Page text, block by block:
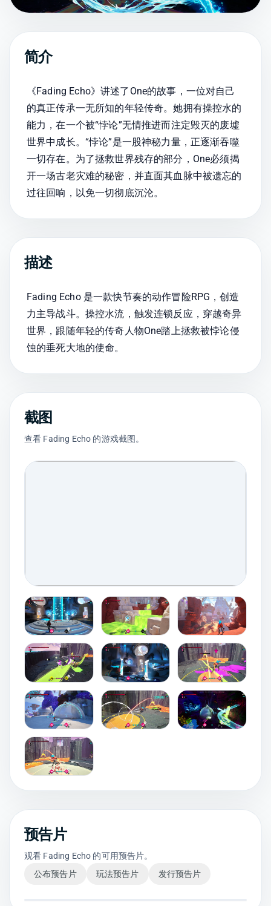
简介
《Fading Echo》讲述了One的故事，一位对自己
的真正传承一无所知的年轻传奇。她拥有操控水的
能力，在一个被“悖论”无情推进而注定毁灭的废墟
世界中成长。“悖论”是一股神秘力量，正逐渐吞噬
一切存在。为了拯救世界残存的部分，One必须揭
开一场古老灾难的秘密，并直面其血脉中被遗忘的
过往回响，以免一切彻底沉沦。
描述
Fading Echo 是一款快节奏的动作冒险RPG，创造
力主导战斗。操控水流，触发连锁反应，穿越奇异
世界，跟随年轻的传奇人物One踏上拯救被悖论侵
蚀的垂死大地的使命。
截图
查看 Fading Echo 的游戏截图。
预告片
观看 Fading Echo 的可用预告片。
公布预告片
玩法预告片 发行预告片